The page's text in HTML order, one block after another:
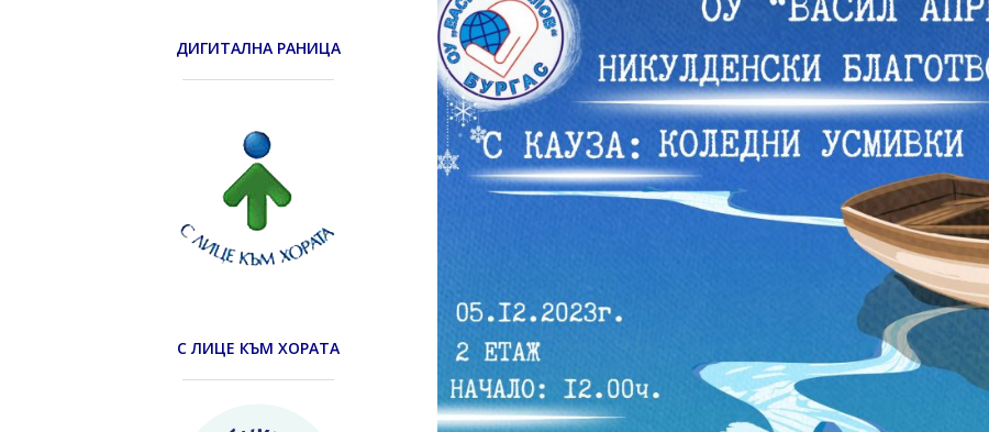
ДИГИТАЛНА РАНИЦА
С ЛИЦЕ КЪМ ХОРАТА